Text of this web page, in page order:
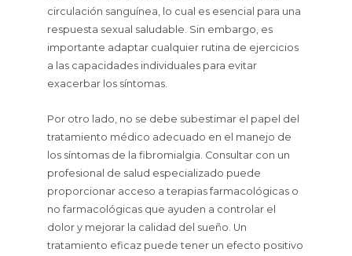
circulación sanguínea, lo cual es esencial para una
respuesta sexual saludable. Sin embargo, es
importante adaptar cualquier rutina de ejercicios
a las capacidades individuales para evitar
exacerbar los síntomas.
Por otro lado, no se debe subestimar el papel del
tratamiento médico adecuado en el manejo de
los síntomas de la fibromialgia. Consultar con un
profesional de salud especializado puede
proporcionar acceso a terapias farmacológicas o
no farmacológicas que ayuden a controlar el
dolor y mejorar la calidad del sueño. Un
tratamiento eficaz puede tener un efecto positivo